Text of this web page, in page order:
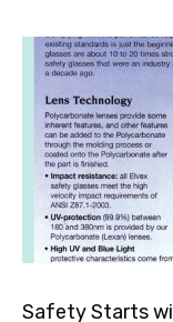
Safety Starts